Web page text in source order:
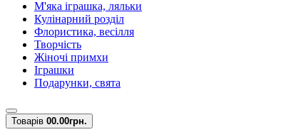
М'яка іграшка, ляльки
Кулінарний розділ
Флористика, весілля
Творчість
Жіночі примхи
Іграшки
Подарунки, свята
Товарів 00.00грн.